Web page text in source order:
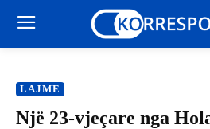
LAJME
Një 23-vjeçare nga